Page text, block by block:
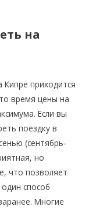
на
Кипре приходится
время цены на
Если вы
поездку в
(сентябрь-
но
что позволяет
способ
Многие